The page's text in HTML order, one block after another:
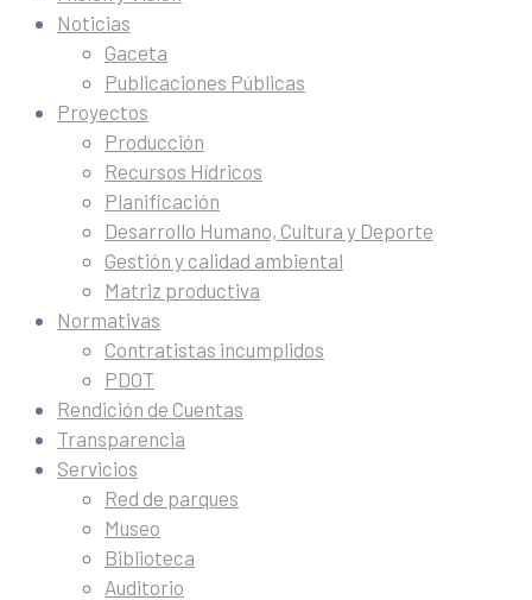
Noticias
Gaceta
Publicaciones Públicas
Proyectos
Producción
Recursos Hídricos
Planificación
Desarrollo Humano, Cultura y Deporte
Gestión y calidad ambiental
Matriz productiva
Normativas
Contratistas incumplidos
PDOT
Rendición de Cuentas
Transparencia
Servicios
Red de parques
Museo
Biblioteca
Auditorio